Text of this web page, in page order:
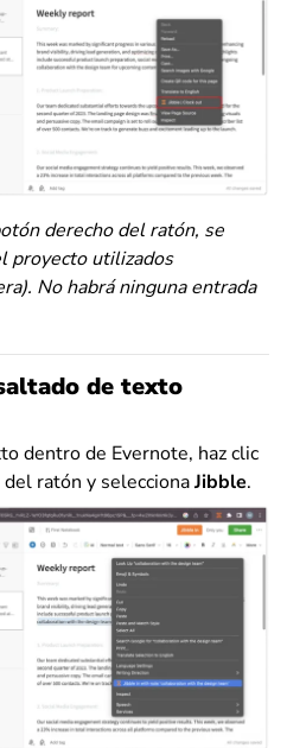
derecho del ratón, se
proyecto utilizados
No habrá ninguna entrada
de texto
dentro de Evernote, haz clic
ratón y seleccionaJibble.